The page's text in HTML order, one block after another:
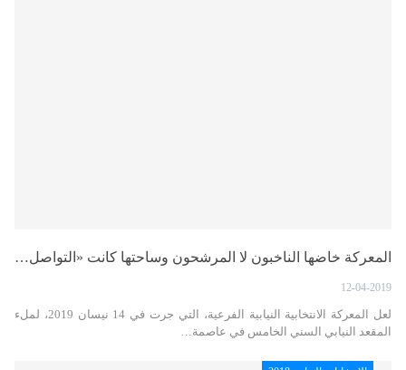
المعركة خاضها الناخبون لا المرشحون وساحتها كانت «التواصل…
12-04-2019
لعل المعركة الانتخابية النيابية الفرعية، التي جرت في 14 نيسان 2019، لملء
المقعد النيابي السني الخامس في عاصمة…